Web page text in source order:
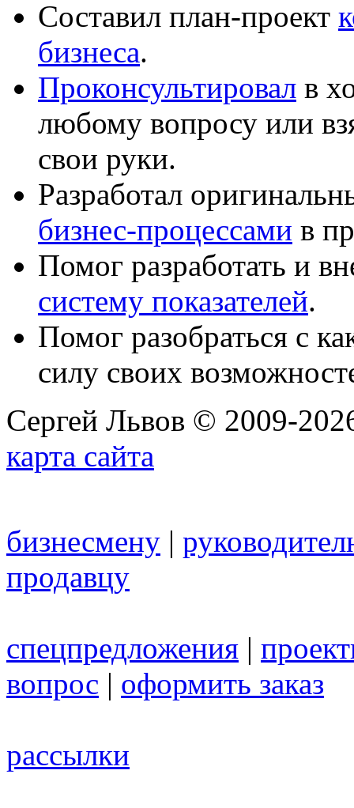
Составил план-проект
бизнеса.
Проконсультировал в
любому вопросу или
свои руки.
Разработал
бизнес-процессами в
Помог разработать и
систему показателей.
Помог разобраться с
силу своих
Сергей Львов © 2009-
карта сайта
бизнесмену |
продавцу
спецпредложения |
вопрос | оформить заказ
рассылки